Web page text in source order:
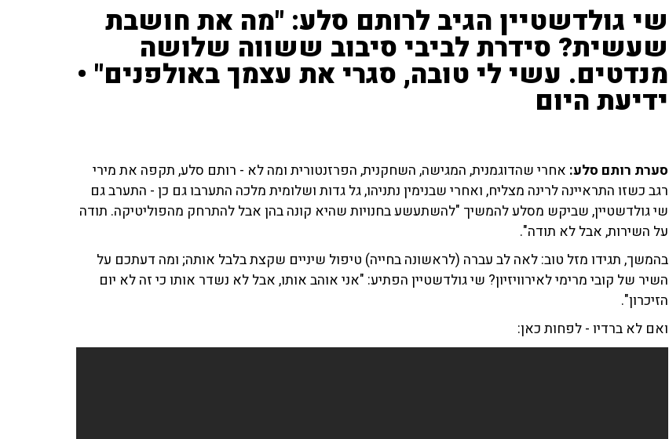
שי גולדשטיין הגיב לרותם סלע: "מה את חושבת
שעשית? סידרת לביבי סיבוב ששווה שלושה
מנדטים. עשי לי טובה, סגרי את עצמך באולפנים" •
ידיעת היום
סערת רותם סלע: אחרי שהדוגמנית, המגישה, השחקנית, הפרזנטורית ומה לא - רותם סלע, תקפה את מירי
רגב כשזו התראיינה לרינה מצליח, ואחרי שבנימין נתניהו, גל גדות ושלומית מלכה התערבו גם כן - התערב גם
שי גולדשטיין, שביקש מסלע להמשיך "להשתעשע בחנויות שהיא קונה בהן אבל להתרחק מהפוליטיקה. תודה
על השירות, אבל לא תודה".
בהמשך, תגידו מזל טוב: לאה לב עברה (לראשונה בחייה) טיפול שיניים שקצת בלבל אותה; ומה דעתכם על
השיר של קובי מרימי לאירוויזיון? שי גולדשטיין הפתיע: "אני אוהב אותו, אבל לא נשדר אותו כי זה לא יום
הזיכרון".
ואם לא ברדיו - לפחות כאן: